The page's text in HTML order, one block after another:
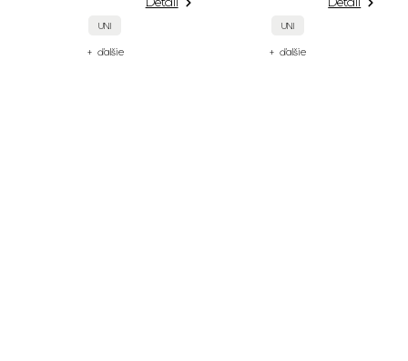
UNI
+ ďalšie
UNI
+ ďalšie